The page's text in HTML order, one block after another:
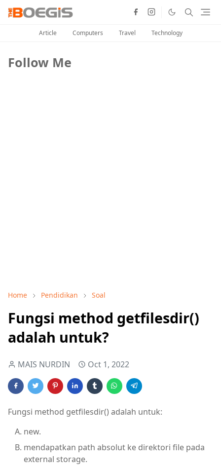
Article Computers Travel Technology
Follow Me
Home Pendidikan Soal
Fungsi method getfilesdir()
adalah untuk?
MAIS NURDIN Oct 1, 2022
Fungsi method getfilesdir() adalah untuk:
new.
mendapatkan path absolut ke direktori file pada
external storage.